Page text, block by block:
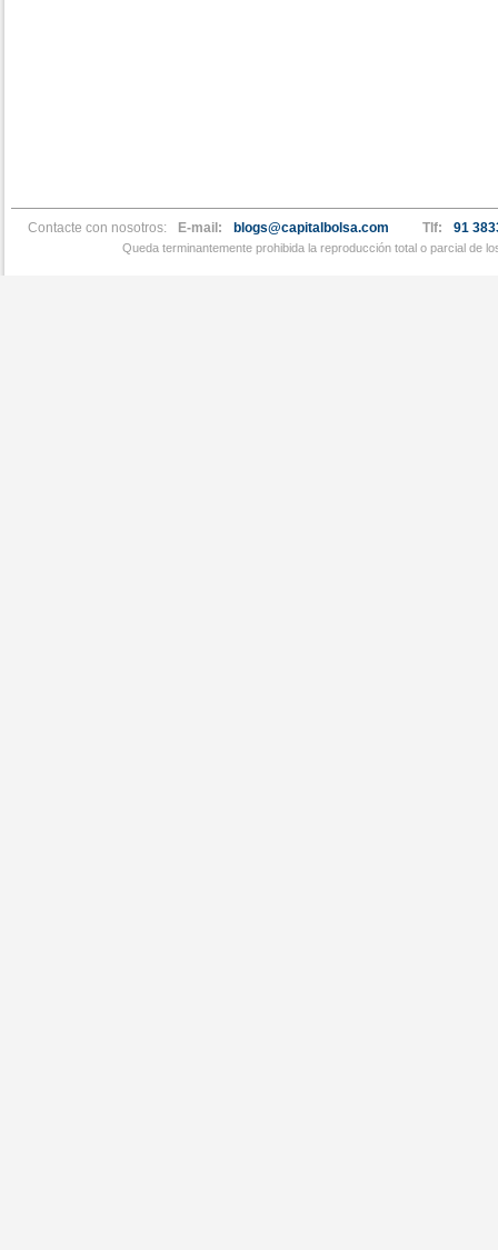
Contacte con nosotros: E-mail: blogs@capitalbolsa.com Tlf: 91
Queda terminantemente prohibida la reproducción total o parcial de